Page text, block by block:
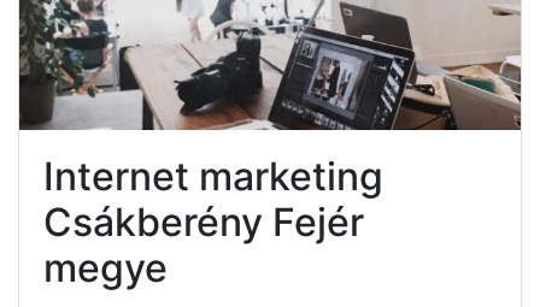
Internet marketing
Csákberény Fejér
megye